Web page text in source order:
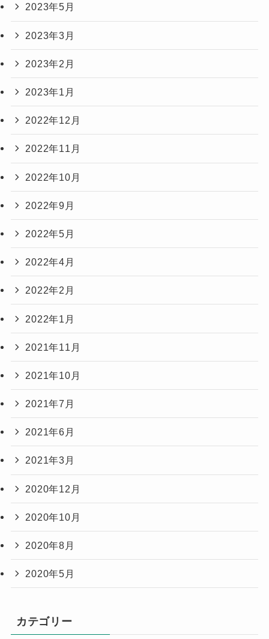
2023年5月
2023年3月
2023年2月
2023年1月
2022年12月
2022年11月
2022年10月
2022年9月
2022年5月
2022年4月
2022年2月
2022年1月
2021年11月
2021年10月
2021年7月
2021年6月
2021年3月
2020年12月
2020年10月
2020年8月
2020年5月
カテゴリー